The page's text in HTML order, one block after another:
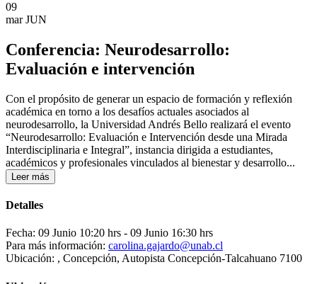
09
mar JUN
Conferencia: Neurodesarrollo:
Evaluación e intervención
Con el propósito de generar un espacio de formación y reflexión
académica en torno a los desafíos actuales asociados al
neurodesarrollo, la Universidad Andrés Bello realizará el evento
“Neurodesarrollo: Evaluación e Intervención desde una Mirada
Interdisciplinaria e Integral”, instancia dirigida a estudiantes,
académicos y profesionales vinculados al bienestar y desarrollo...
Leer más
Detalles
Fecha: 09 Junio 10:20 hrs - 09 Junio 16:30 hrs
Para más información: carolina.gajardo@unab.cl
Ubicación: , Concepción, Autopista Concepción-Talcahuano 7100